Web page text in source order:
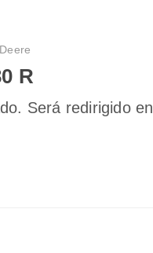
R
Será redirigido en